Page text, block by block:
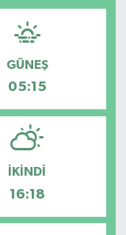
GÜNEŞ
05:15
İKINDI
16:18